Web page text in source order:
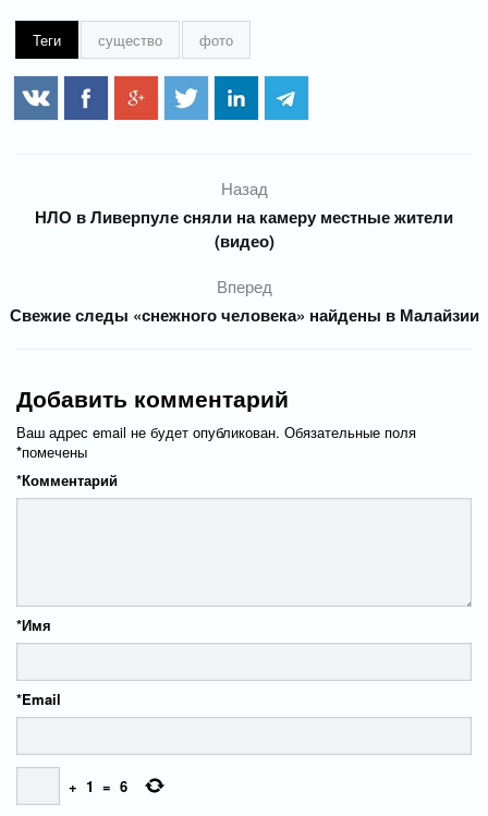
Теги существо фото
Назад
НЛО в Ливерпуле сняли на камеру местные жители
(видео)
Вперед
Свежие следы «снежного человека» найдены в Малайзии
Добавить комментарий
Ваш адрес email не будет опубликован. Обязательные поля
помечены
*
Комментарий
*
Имя
*
Email
*
+ 1 = 6